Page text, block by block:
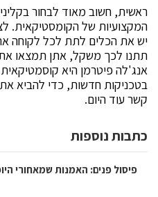
ראשית, חשוב מאוד לבחור
המקצועיות של הקומסטיקאית.
יש את הכלים לתת לכל לקוחה
תתנו לכך משקל, אתן תמצאו
אנג'לה פיטרמן היא
בטכניקות חדשות, כדי להביא
קשר עוד היום.
כתבות נוספות
פיסול פנים: האמנות שמאחורי